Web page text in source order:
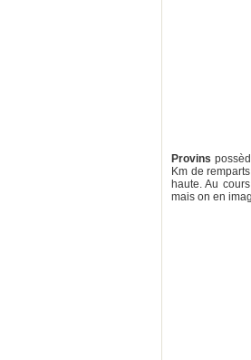
Provins
Km de
haute. Au
mais on en